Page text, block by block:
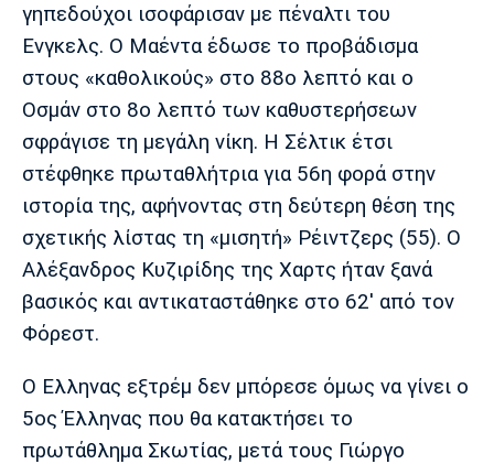
Μάντσεστερ
Γιουνάιτεντ
Τσέλσι Άρσεναλ
Λίβερπουλ
Μάντσεστερ
Σίτι
Γιουβέντους
Ίντερ Μίλαν Μπάγερν
Ντόρτμουντ
Ζερμέν
γηπεδούχοι ισοφάρισαν με πέναλτι του
Ενγκελς. Ο Μαέντα έδωσε το προβάδισμα
στους «καθολικούς» στο 88ο λεπτό και ο
Οσμάν στο 8ο λεπτό των καθυστερήσεων
σφράγισε τη μεγάλη νίκη. Η Σέλτικ έτσι
στέφθηκε πρωταθλήτρια για 56η φορά στην
ιστορία της, αφήνοντας στη δεύτερη θέση της
σχετικής λίστας τη «μισητή» Ρέιντζερς (55). Ο
Αλέξανδρος Κυζιρίδης της Χαρτς ήταν ξανά
βασικός και αντικαταστάθηκε στο 62' από τον
Φόρεστ.
Ο Ελληνας εξτρέμ δεν μπόρεσε όμως να γίνει ο
5ος Έλληνας που θα κατακτήσει το
πρωτάθλημα Σκωτίας, μετά τους Γιώργο